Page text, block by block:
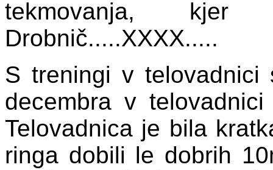
tekmovanja,
Drobnič.....XXXX.....
S treningi v telovadnici
decembra v
Telovadnica je bila
ringa dobili le dobrih